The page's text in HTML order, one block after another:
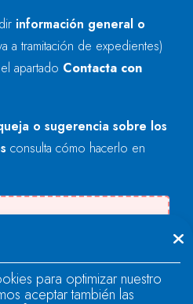
información general o
a tramitación de expedientes)
apartado Contacta con
o sugerencia sobre los
consulta cómo hacerlo en
para optimizar nuestro
aceptar también las